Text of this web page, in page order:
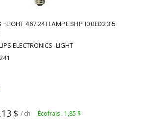
-LIGHT 467241 LAMPE SHP 100ED23.5
ELECTRONICS -LIGHT
$ / ch Écofrais : 1,85 $